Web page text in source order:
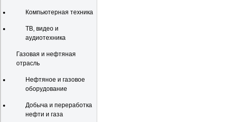
Компьютерная техника
ТВ, видео и
аудиотехника
Газовая и нефтяная
отрасль
Нефтяное и газовое
оборудование
Добыча и переработка
нефти и газа